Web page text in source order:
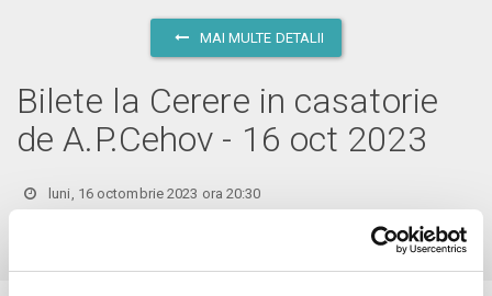
MAI MULTE DETALII
Bilete la Cerere in casatorie
de A.P.Cehov - 16 oct 2023
luni, 16 octombrie 2023 ora 20:30